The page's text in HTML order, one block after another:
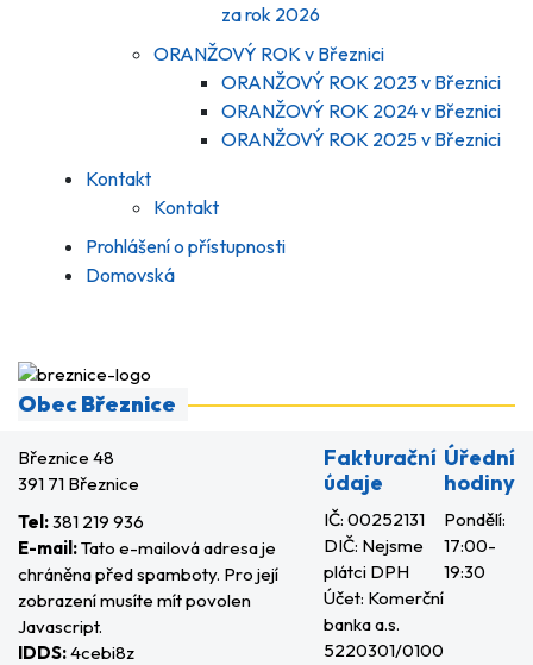
za rok 2026
ORANŽOVÝ ROK v Březnici
ORANŽOVÝ ROK 2023 v Březnici
ORANŽOVÝ ROK 2024 v Březnici
ORANŽOVÝ ROK 2025 v Březnici
Kontakt
Kontakt
Prohlášení o přístupnosti
Domovská
Obec Březnice
Březnice 48
391 71 Březnice
Tel:381 219 936
E-mail:Tato e-mailová adresa je
chráněna před spamboty. Pro její
zobrazení musíte mít povolen
Javascript.
IDDS:4cebi8z
Fakturační
údaje
IČ: 00252131
DIČ: Nejsme
plátci DPH
Účet: Komerční
banka a.s.
5220301/0100
Úřední
hodiny
Pondělí:
17:00-
19:30